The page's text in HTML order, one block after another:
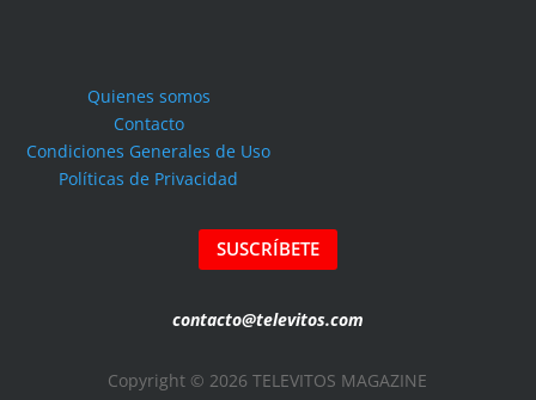
Quienes somos
Contacto
Condiciones Generales de Uso
Políticas de Privacidad
SUSCRÍBETE
contacto@televitos.com
Copyright © 2026 TELEVITOS MAGAZINE